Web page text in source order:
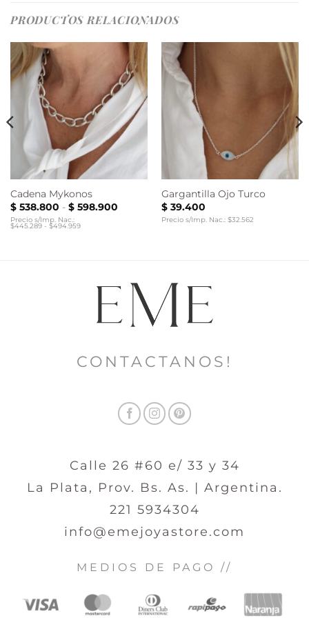
PRODUCTOS RELACIONADOS
Cadena Mykonos
$538.800 - $598.900Rango
Precio s/Imp. Nac.:
$445.289 - $494.959
Gargantilla Ojo Turco
$39.400
Precio s/Imp. Nac.: $32.562
CONTACTANOS!
Calle 26 #60 e/ 33 y 34
La Plata, Prov. Bs. As. | Argentina.
221 5934304
info@emejoyastore.com
MEDIOS DE PAGO //